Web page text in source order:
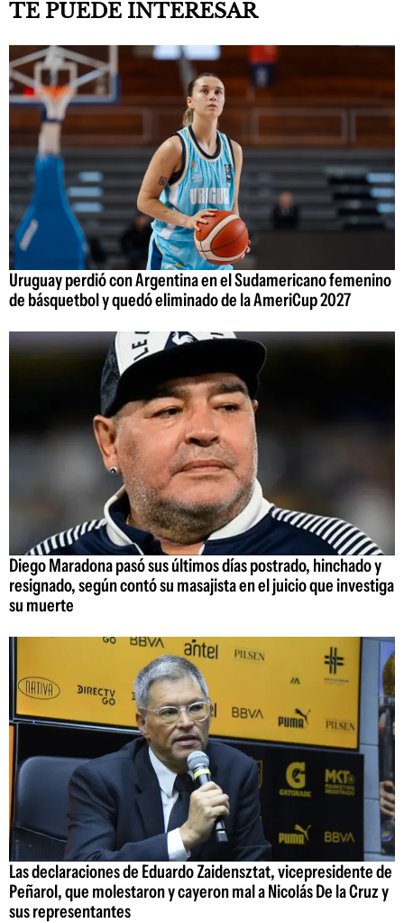
TE PUEDE INTERESAR
Uruguay perdió con Argentina en el Sudamericano femenino
de básquetbol y quedó eliminado de la AmeriCup 2027
Diego Maradona pasó sus últimos días postrado, hinchado y
resignado, según contó su masajista en el juicio que investiga
su muerte
Las declaraciones de Eduardo Zaidensztat, vicepresidente de
Peñarol, que molestaron y cayeron mal a Nicolás De la Cruz y
sus representantes